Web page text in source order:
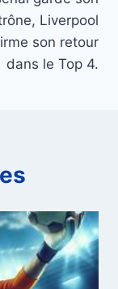
Liverpool
son retour
dans le Top 4.